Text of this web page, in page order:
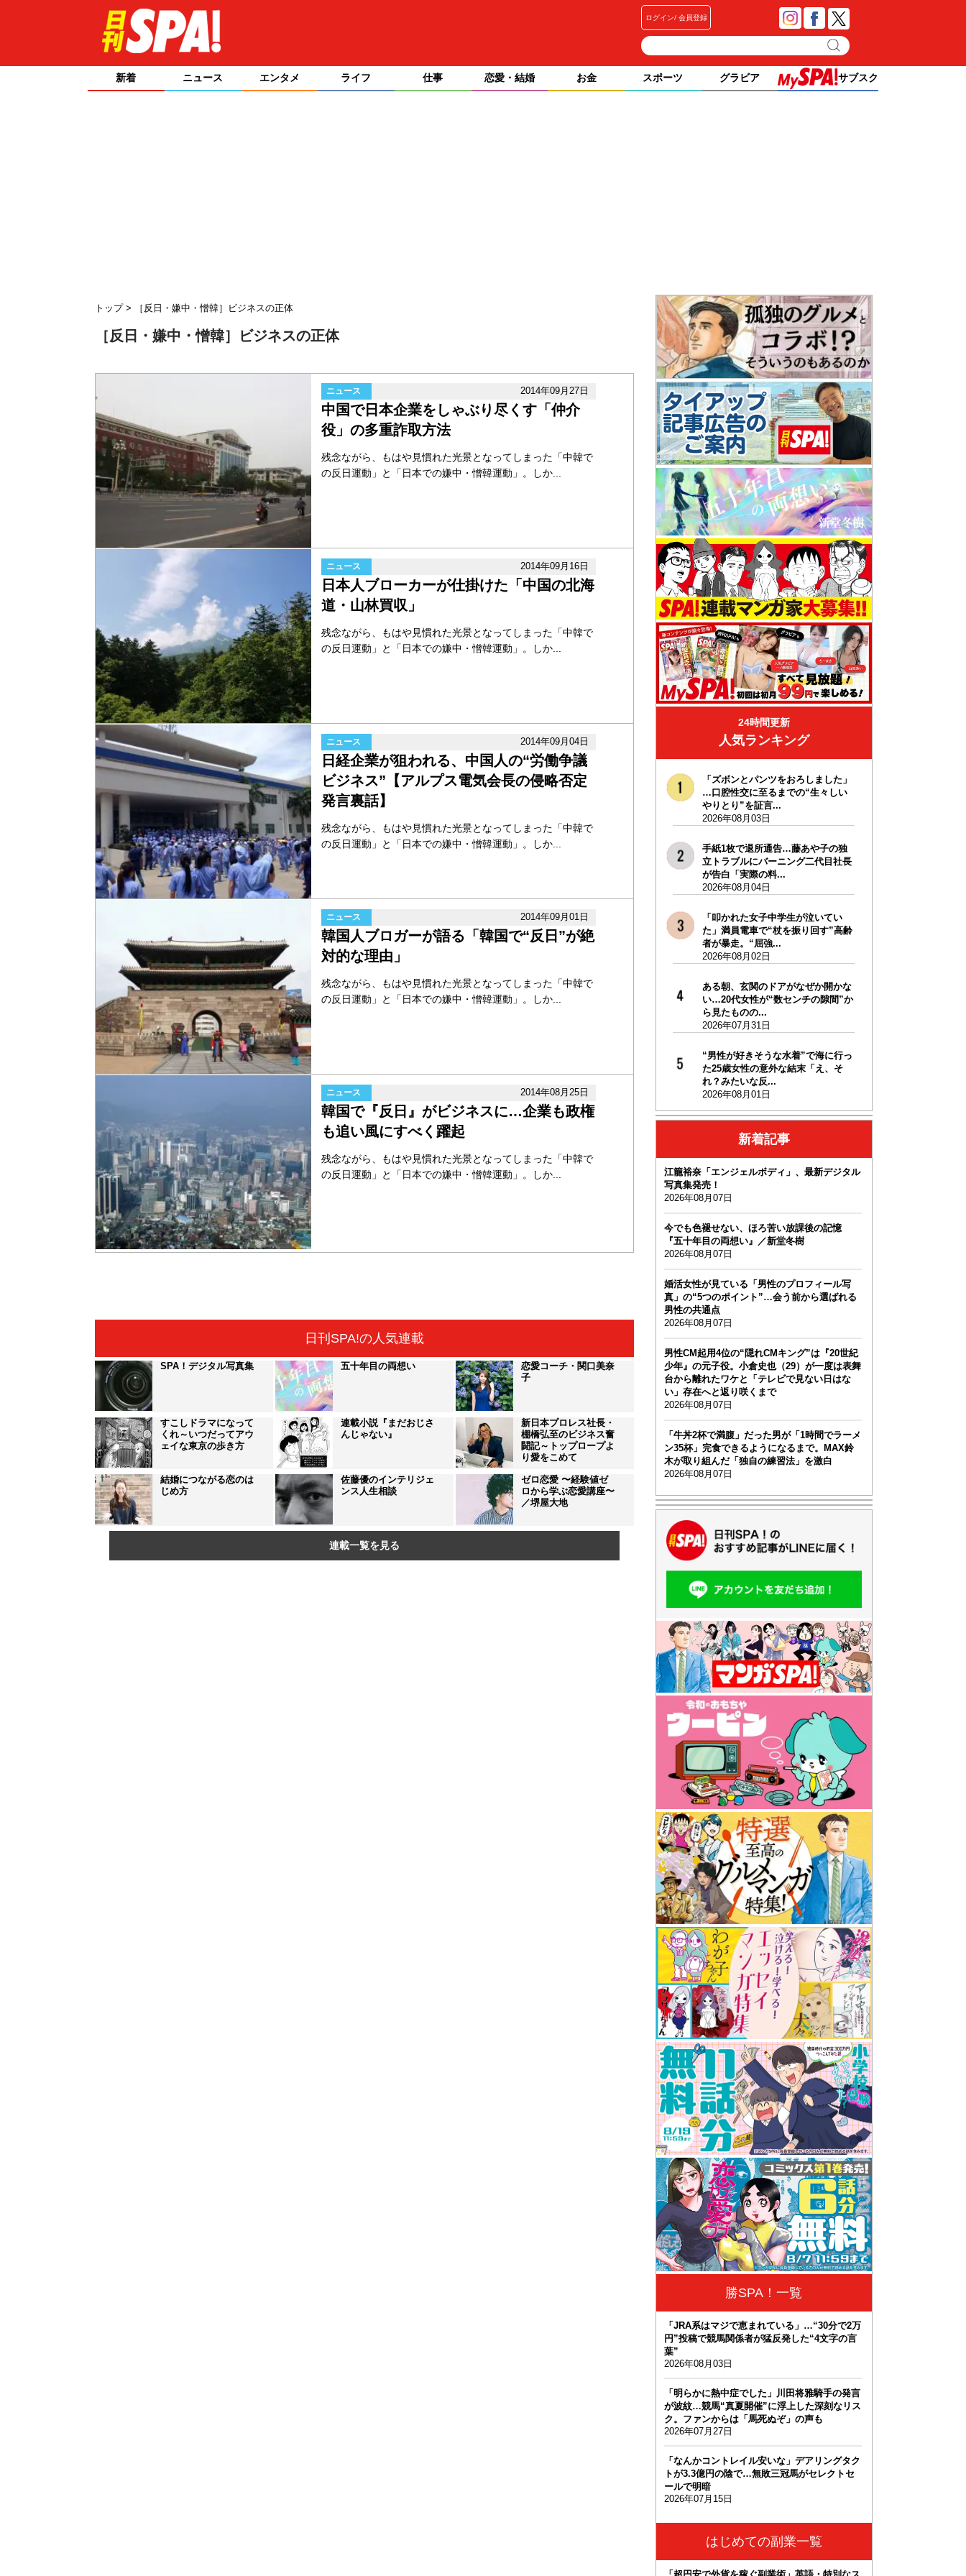
ログイン 会員登録
新着 ニュース エンタメ ライフ 仕事 恋愛・結婚 お金 スポーツ グラビア サブスク
トップ ［反日・嫌中・憎韓］ビジネスの正体
［反日・嫌中・憎韓］ビジネスの正体
ニュース 2014年09月27日
中国で日本企業をしゃぶり尽くす「仲介
役」の多重詐取方法
残念ながら、もはや見慣れた光景となってしまった「中韓で
の反日運動」と「日本での嫌中・憎韓運動」。しか...
ニュース 2014年09月16日
日本人ブローカーが仕掛けた「中国の北海
道・山林買収」
残念ながら、もはや見慣れた光景となってしまった「中韓で
の反日運動」と「日本での嫌中・憎韓運動」。しか...
ニュース 2014年09月04日
日経企業が狙われる、中国人の“労働争議
ビジネス”【アルプス電気会長の侵略否定
発言裏話】
残念ながら、もはや見慣れた光景となってしまった「中韓で
の反日運動」と「日本での嫌中・憎韓運動」。しか...
ニュース 2014年09月01日
韓国人ブロガーが語る「韓国で“反日”が絶
対的な理由」
残念ながら、もはや見慣れた光景となってしまった「中韓で
の反日運動」と「日本での嫌中・憎韓運動」。しか...
ニュース 2014年08月25日
韓国で『反日』がビジネスに…企業も政権
も追い風にすべく躍起
残念ながら、もはや見慣れた光景となってしまった「中韓で
の反日運動」と「日本での嫌中・憎韓運動」。しか...
日刊SPA!の人気連載
SPA！デジタル写真集 五十年目の両想い
恋愛コーチ・関口美奈
子
すこしドラマになって
くれ～いつだってアウ
ェイな東京の歩き方
連載小説『まだおじさ
んじゃない』
新日本プロレス社長・
棚橋弘至のビジネス奮
闘記～トップロープよ
り愛をこめて
結婚につながる恋のは
じめ方
佐藤優のインテリジェ
ンス人生相談
ゼロ恋愛 〜経験値ゼ
ロから学ぶ恋愛講座〜
／堺屋大地
連載一覧を見る
24時間更新
人気ランキング
「ズボンとパンツをおろしました」
…口腔性交に至るまでの“生々しい
やりとり”を証言...
2026年08月03日
手紙1枚で退所通告…藤あや子の独
立トラブルにバーニング二代目社長
が告白「実際の料...
2026年08月04日
「叩かれた女子中学生が泣いてい
た」満員電車で“杖を振り回す”高齢
者が暴走。“屈強...
2026年08月02日
ある朝、玄関のドアがなぜか開かな
い…20代女性が“数センチの隙間”か
ら見たものの...
2026年07月31日
“男性が好きそうな水着”で海に行っ
た25歳女性の意外な結末「え、そ
れ？みたいな反...
2026年08月01日
新着記事
江籠裕奈「エンジェルボディ」、最新デジタル
写真集発売！
2026年08月07日
今でも色褪せない、ほろ苦い放課後の記憶
『五十年目の両想い』／新堂冬樹
2026年08月07日
婚活女性が見ている「男性のプロフィール写
真」の“5つのポイント”…会う前から選ばれる
男性の共通点
2026年08月07日
男性CM起用4位の“隠れCMキング”は『20世紀
少年』の元子役。小倉史也（29）が一度は表舞
台から離れたワケと「テレビで見ない日はな
い」存在へと返り咲くまで
2026年08月07日
「牛丼2杯で満腹」だった男が「1時間でラーメ
ン35杯」完食できるようになるまで。MAX鈴
木が取り組んだ「独自の練習法」を激白
2026年08月07日
勝SPA！一覧
「JRA系はマジで恵まれている」…“30分で2万
円”投稿で競馬関係者が猛反発した“4文字の言
葉”
2026年08月03日
「明らかに熱中症でした」川田将雅騎手の発言
が波紋…競馬“真夏開催”に浮上した深刻なリス
ク。ファンからは「馬死ぬぞ」の声も
2026年07月27日
「なんかコントレイル安いな」デアリングタク
トが3.3億円の陰で…無敗三冠馬がセレクトセ
ールで明暗
2026年07月15日
はじめての副業一覧